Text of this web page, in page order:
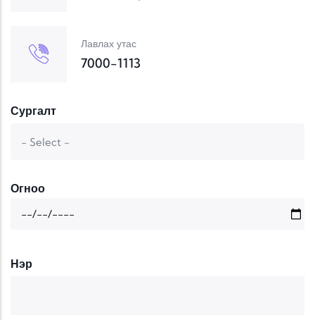
Лавлах утас
7000-1113
Сургалт
Огноо
Овог нэр
Нэр